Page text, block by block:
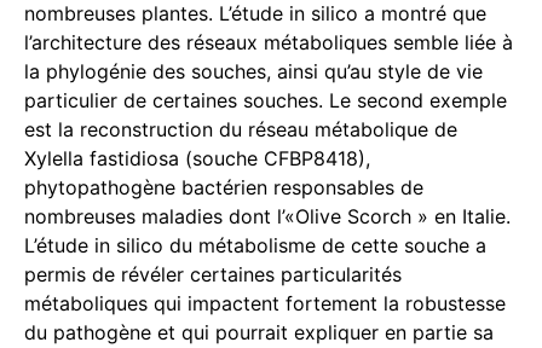
nombreuses plantes. L’étude in silico a montré que
l’architecture des réseaux métaboliques semble liée à
la phylogénie des souches, ainsi qu’au style de vie
particulier de certaines souches. Le second exemple
est la reconstruction du réseau métabolique de
Xylella fastidiosa (souche CFBP8418),
phytopathogène bactérien responsables de
nombreuses maladies dont l’«Olive Scorch » en Italie.
L’étude in silico du métabolisme de cette souche a
permis de révéler certaines particularités
métaboliques qui impactent fortement la robustesse
du pathogène et qui pourrait expliquer en partie sa